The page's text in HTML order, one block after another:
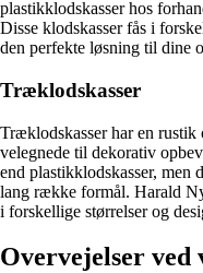
plastikklodskasser hos
Disse klodskasser fås i
den perfekte løsning til dine
Træklodskasser
Træklodskasser har en rustik
velegnede til dekorativ
end plastikklodskasser, men
lang række formål. Harald
i forskellige størrelser og
Overvejelser ved